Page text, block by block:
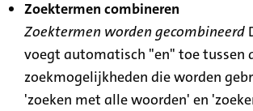
Zoektermen combineren
Zoektermen worden gecombineerd
voegt automatisch "en" toe tussen
zoekmogelijkheden die worden
'zoeken met alle woorden' en